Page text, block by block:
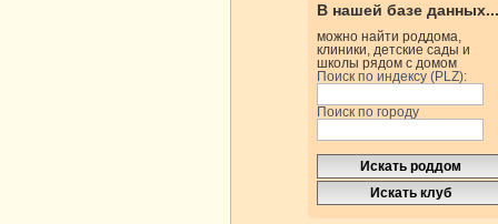
В нашей базе данных...
можно найти роддома,
клиники, детские сады и
школы рядом с домом
Поиск по индексу (PLZ):
Поиск по городу